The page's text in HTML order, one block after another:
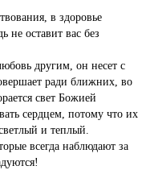
в здоровье
не оставит вас без
другим, он несет с
ради ближних, во
свет Божией
сердцем, потому что их
и теплый.
всегда наблюдают за